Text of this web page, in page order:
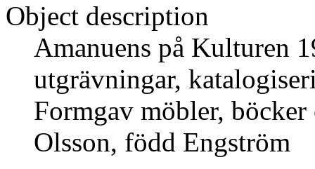
Object description
Amanuens på Kulturen
utgrävningar,
Formgav möbler,
Olsson, född Engström